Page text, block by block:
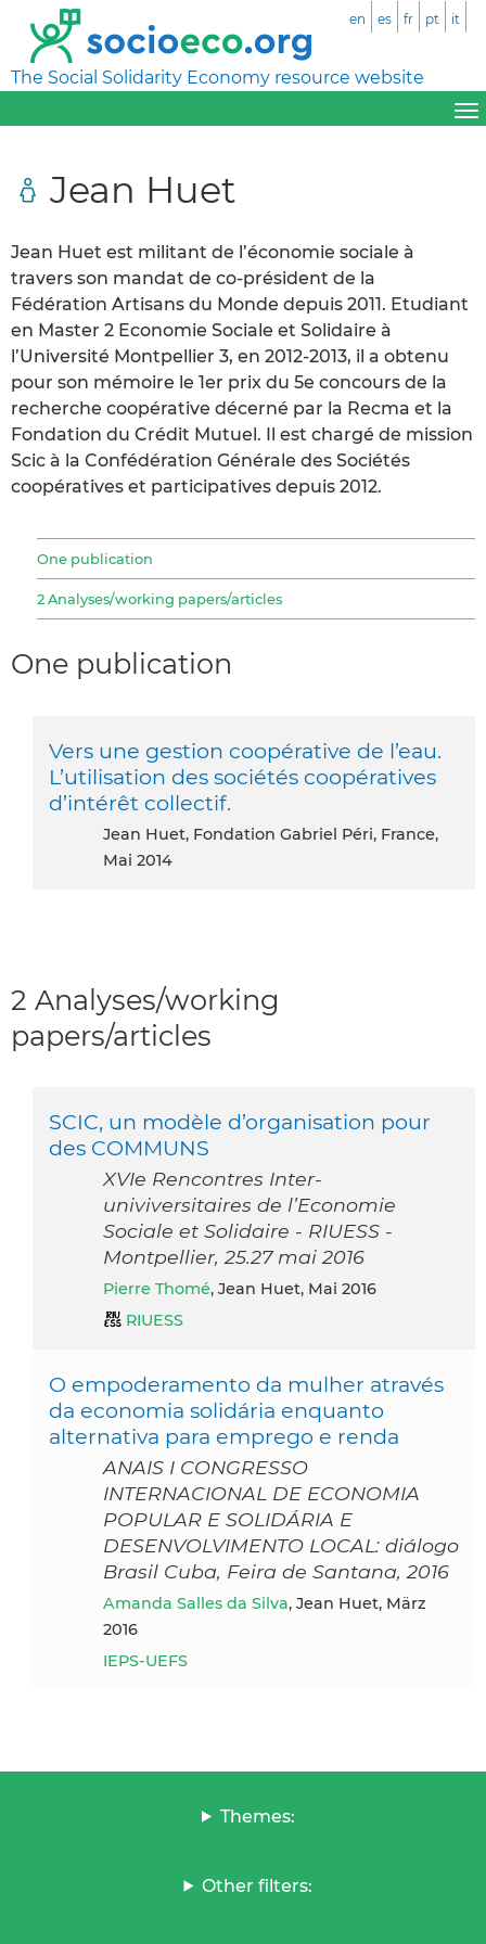
The Social Solidarity Economy resource website
en es fr pt it
Jean Huet
Jean Huet est militant de l’économie sociale à
travers son mandat de co-président de la
Fédération Artisans du Monde depuis 2011. Etudiant
en Master 2 Economie Sociale et Solidaire à
l’Université Montpellier 3, en 2012-2013, il a obtenu
pour son mémoire le 1er prix du 5e concours de la
recherche coopérative décerné par la Recma et la
Fondation du Crédit Mutuel. Il est chargé de mission
Scic à la Confédération Générale des Sociétés
coopératives et participatives depuis 2012.
One publication
2 Analyses/working papers/articles
One publication
Vers une gestion coopérative de l’eau.
L’utilisation des sociétés coopératives
d’intérêt collectif.
Jean Huet, Fondation Gabriel Péri, France,
Mai 2014
2 Analyses/working
papers/articles
SCIC, un modèle d’organisation pour
des COMMUNS
XVIe Rencontres Inter-
univiversitaires de l’Economie
Sociale et Solidaire - RIUESS -
Montpellier, 25.27 mai 2016
Pierre Thomé, Jean Huet, Mai 2016
RIUESS
O empoderamento da mulher através
da economia solidária enquanto
alternativa para emprego e renda
ANAIS I CONGRESSO
INTERNACIONAL DE ECONOMIA
POPULAR E SOLIDÁRIA E
DESENVOLVIMENTO LOCAL: diálogo
Brasil Cuba, Feira de Santana, 2016
Amanda Salles da Silva, Jean Huet, März
2016
IEPS-UEFS
Themes:
Other filters: